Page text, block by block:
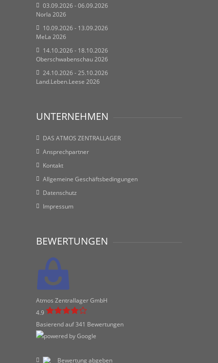
03.09.2026 - 06.09.2026
Norla 2026
10.09.2026 - 13.09.2026
MeLa 2026
14.10.2026 - 18.10.2026
Oberschwabenschau 2026
24.10.2026 - 25.10.2026
Land.Leben.Leese 2026
UNTERNEHMEN
DAS ATMOS ZENTRALLAGER
Ansprechpartner
Kontakt
Allgemeine Geschäftsbedingungen
Datenschutz
Impressum
BEWERTUNGEN
Atmos Zentrallager GmbH
4.9
Basierend auf 341 Bewertungen
Bewertung abgeben